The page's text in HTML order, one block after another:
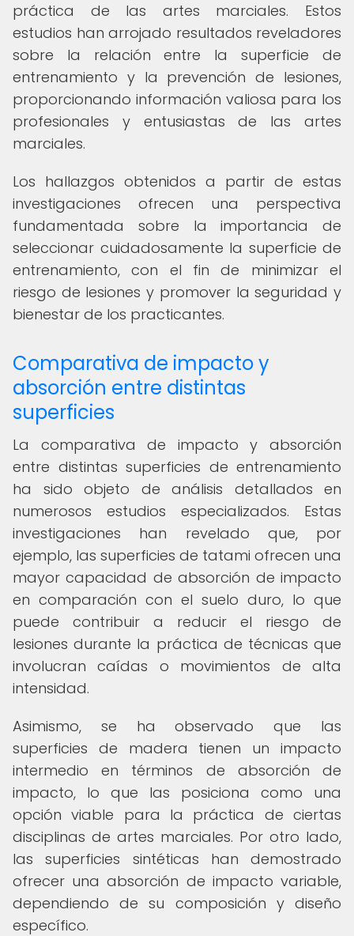
práctica de las artes marciales. Estos
estudios han arrojado resultados reveladores
sobre la relación entre la superficie de
entrenamiento y la prevención de lesiones,
proporcionando información valiosa para los
profesionales y entusiastas de las artes
marciales.
Los hallazgos obtenidos a partir de estas
investigaciones ofrecen una perspectiva
fundamentada sobre la importancia de
seleccionar cuidadosamente la superficie de
entrenamiento, con el fin de minimizar el
riesgo de lesiones y promover la seguridad y
bienestar de los practicantes.
Comparativa de impacto y
absorción entre distintas
superficies
La comparativa de impacto y absorción
entre distintas superficies de entrenamiento
ha sido objeto de análisis detallados en
numerosos estudios especializados. Estas
investigaciones han revelado que, por
ejemplo, las superficies de tatami ofrecen una
mayor capacidad de absorción de impacto
en comparación con el suelo duro, lo que
puede contribuir a reducir el riesgo de
lesiones durante la práctica de técnicas que
involucran caídas o movimientos de alta
intensidad.
Asimismo, se ha observado que las
superficies de madera tienen un impacto
intermedio en términos de absorción de
impacto, lo que las posiciona como una
opción viable para la práctica de ciertas
disciplinas de artes marciales. Por otro lado,
las superficies sintéticas han demostrado
ofrecer una absorción de impacto variable,
dependiendo de su composición y diseño
específico.